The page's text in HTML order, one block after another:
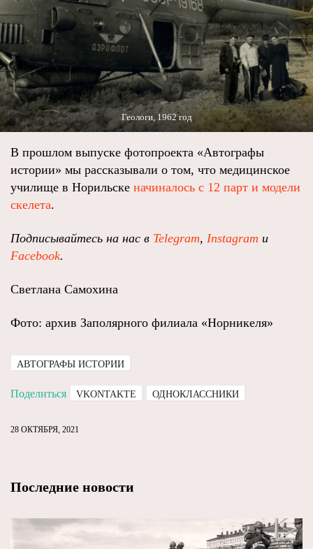
Геологи, 1962 год
В прошлом выпуске фотопроекта «Автографы
истории» мы рассказывали о том, что медицинское
училище в Норильске начиналось с 12 парт и модели
скелета.
Подписывайтесь на нас в Telegram, Instagram и
Facebook.
Светлана Самохина
Фото: архив Заполярного филиала «Норникеля»
АВТОГРАФЫ ИСТОРИИ
Поделиться VKONTAKTE ОДНОКЛАССНИКИ
28 ОКТЯБРЯ, 2021
Последние новости